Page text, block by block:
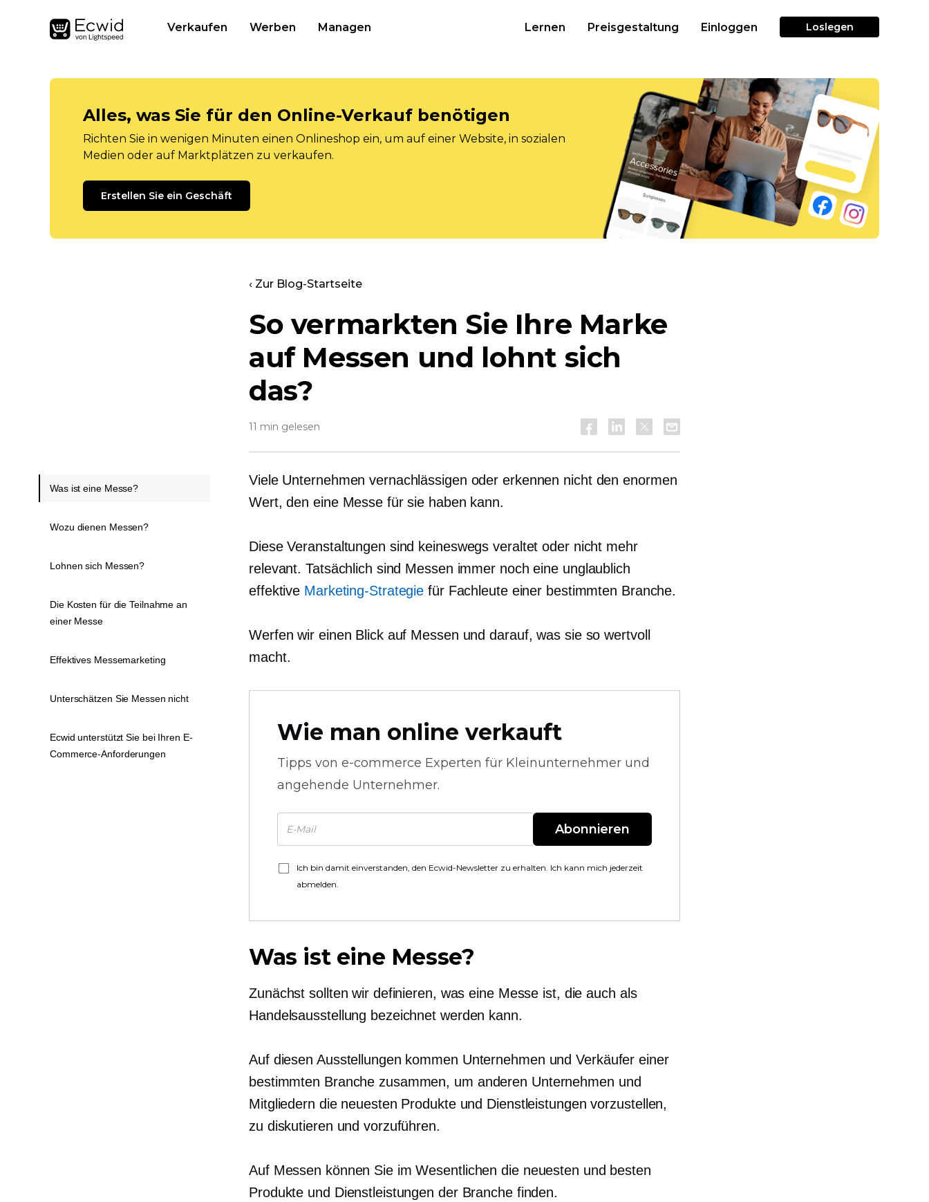
Verkaufen Werben Managen Lernen Preisgestaltung Einloggen Loslegen
Alles, was Sie für den Online-Verkauf benötigen
Richten Sie in wenigen Minuten einen Onlineshop ein, um auf einer Website, in sozialen
Medien oder auf Marktplätzen zu verkaufen.
Erstellen Sie ein Geschäft
‹ Zur Blog-Startseite
So vermarkten Sie Ihre Marke
auf Messen und lohnt sich
das?
11 min gelesen
Viele Unternehmen vernachlässigen oder erkennen nicht den enormen
Wert, den eine Messe für sie haben kann.
Diese Veranstaltungen sind keineswegs veraltet oder nicht mehr
relevant. Tatsächlich sind Messen immer noch eine unglaublich
effektive Marketing-Strategie für Fachleute einer bestimmten Branche.
Werfen wir einen Blick auf Messen und darauf, was sie so wertvoll
macht.
Wie man online verkauft
Tipps von e-commerce Experten für Kleinunternehmer und
angehende Unternehmer.
Abonnieren
Ich bin damit einverstanden, den Ecwid-Newsletter zu erhalten. Ich kann mich jederzeit
abmelden.
Was ist eine Messe?
Zunächst sollten wir definieren, was eine Messe ist, die auch als
Handelsausstellung bezeichnet werden kann.
Auf diesen Ausstellungen kommen Unternehmen und Verkäufer einer
bestimmten Branche zusammen, um anderen Unternehmen und
Mitgliedern die neuesten Produkte und Dienstleistungen vorzustellen,
zu diskutieren und vorzuführen.
Auf Messen können Sie im Wesentlichen die neuesten und besten
Produkte und Dienstleistungen der Branche finden.
Was ist eine Messe?
Wozu dienen Messen?
Lohnen sich Messen?
Die Kosten für die Teilnahme an
einer Messe
Effektives Messemarketing
Unterschätzen Sie Messen nicht
Ecwid unterstützt Sie bei Ihren E-
Commerce-Anforderungen